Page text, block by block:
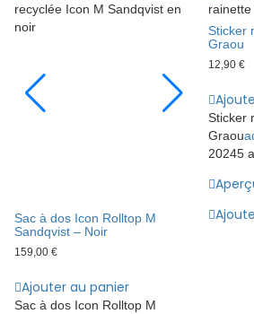
Sac à dos Icon Rolltop M
Sandqvist – Noir
159,00 €
Ajouter au panier
Sac à dos Icon Rolltop M
Sticker
Graou
12,90€
Sticker
Graou
20245